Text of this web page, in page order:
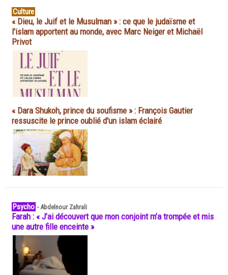
Culture
« Dieu, le Juif et le Musulman » : ce que le judaïsme et
l'islam apportent au monde, avec Marc Neiger et Michaël
Privot
« Dara Shukoh, prince du soufisme » : François Gautier
ressuscite le prince oublié d'un islam éclairé
Psycho -Abdelnour Zahrali
Farah : « J’ai découvert que mon conjoint m’a trompée et mis
une autre fille enceinte »